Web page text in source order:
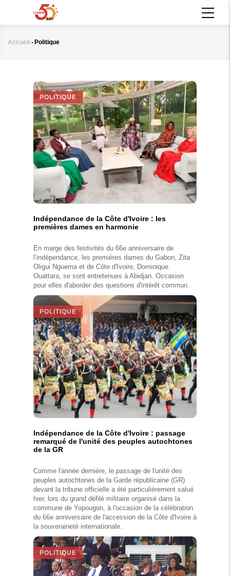
principal
Fil
Accueil - Politique
POLITIQUE
Indépendance de la Côte d'Ivoire : les
premières dames en harmonie
En marge des festivités du 66e anniversaire de
l’indépendance, les premières dames du Gabon, Zita
Oligui Nguema et de Côte d'Ivoire, Dominique
Ouattara, se sont entretenues à Abidjan. Occasion
pour elles d'aborder des questions d'intérêt commun.
POLITIQUE
Indépendance de la Côte d'Ivoire : passage
remarqué de l'unité des peuples autochtones
de la GR
Comme l'année dernière, le passage de l'unité des
peuples autochtones de la Garde républicaine (GR)
devant la tribune officielle a été particulièrement salué
hier, lors du grand défilé militaire organisé dans la
commune de Yopougon, à l'occasion de la célébration
du 66e anniversaire de l'accession de la Côte d'Ivoire à
la souveraineté internationale.
POLITIQUE